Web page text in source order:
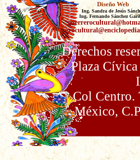
Diseño Web
Ing. Sandra de Jesús
Ing. Fernando Sánchez
Derechos
Plaza
Col Centro.
México,